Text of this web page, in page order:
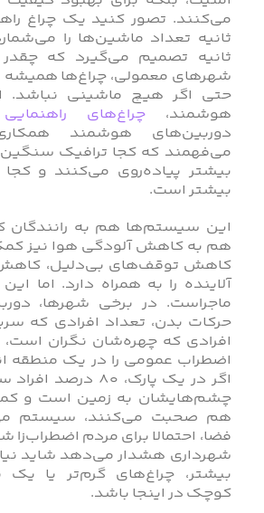
ثانیه تصمیم می‌گیرد که
شهرهای معمولی، چراغ‌ها
حتی اگر هیچ ماشینی نباشد.
هوشمند،چراغ‌های
دوربین‌های هوشمند
می‌فهمند که کجا ترافیک سنگین
بیشتر پیاده‌روی می‌کنند و
بیشتر است.
این سیستم‌ها هم به رانندگان
هم به کاهش آلودگی هوا نیز
کاهش توقف‌های بی‌دلیل، کاهش
آلاینده را به همراه دارد. اما
ماجراست. در برخی شهرها،
حرکات بدن، تعداد افرادی که
افرادی که چهره‌شان نگران
اضطراب عمومی را در یک منطقه
اگر در یک پارک، ۸۰
هم صحبت می‌کنند، سیستم
فضا، احتمالا برای مردم
شهرداری هشدار می‌دهد شاید
بیشتر، چراغ‌های گرم‌تر یا یک
کوچک در اینجا باشد.